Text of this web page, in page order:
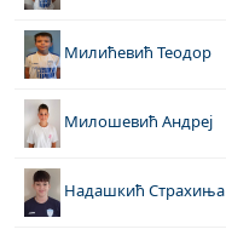
Милићевић Теодор
Милошевић Андреј
Надашкић Страхиња